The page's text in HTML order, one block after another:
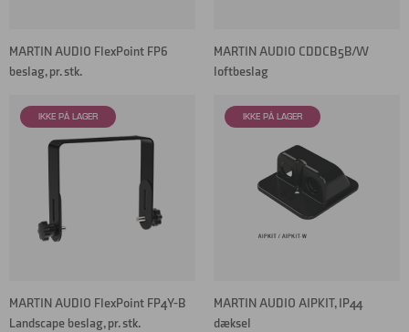
MARTIN AUDIO FlexPoint FP6
beslag, pr. stk.
MARTIN AUDIO CDDCB5B/W
loftbeslag
MARTIN AUDIO FlexPoint FP4Y-B
Landscape beslag, pr. stk.
MARTIN AUDIO AIPKIT, IP44
dæksel